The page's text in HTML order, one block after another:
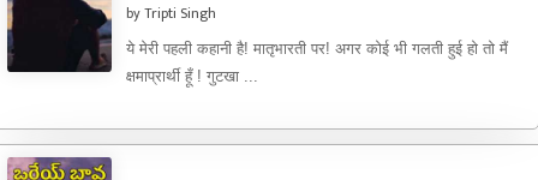
by Tripti Singh
ये मेरी पहली कहानी है! मातृभारती पर! अगर कोई भी गलती हुई हो तो मैं
क्षमाप्रार्थी हूँ ! गुटखा ...